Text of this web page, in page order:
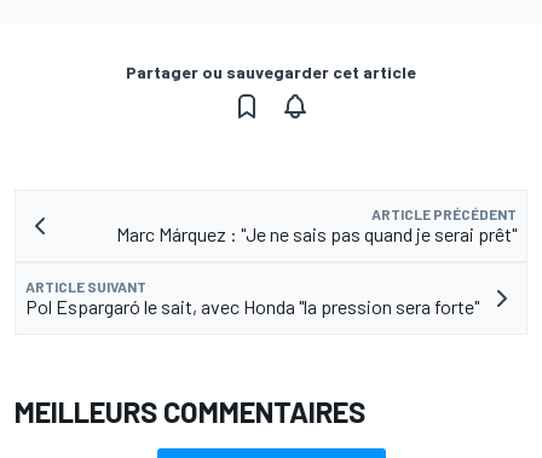
Partager ou sauvegarder cet article
ARTICLE PRÉCÉDENT
Marc Márquez : "Je ne sais pas quand je serai prêt"
ARTICLE SUIVANT
Pol Espargaró le sait, avec Honda "la pression sera forte"
MEILLEURS COMMENTAIRES